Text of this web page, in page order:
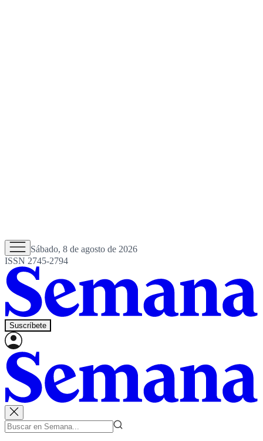
Sábado, 8 de agosto de 2026
ISSN 2745-2794
Suscríbete